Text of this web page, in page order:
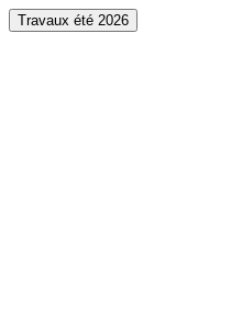
Travaux été 2026